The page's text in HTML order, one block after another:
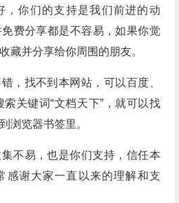
，你们的支持是我们前进的动
费分享都是不容易，如果你觉
藏并分享给你周围的朋友。
，找不到本网站，可以百度、
关键词“文档天下”，就可以找
浏览器书签里。
不易，也是你们支持，信任本
感谢大家一直以来的理解和支